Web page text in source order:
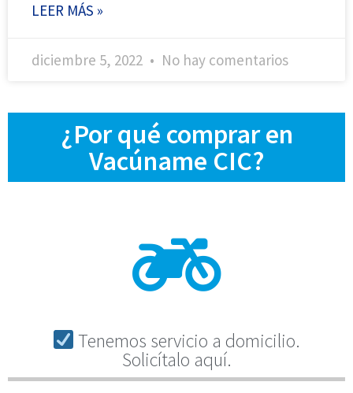
LEER MÁS »
diciembre 5, 2022 No hay comentarios
¿Por qué comprar en
Vacúname CIC?
Tenemos servicio a domicilio.
Solicítalo aquí.